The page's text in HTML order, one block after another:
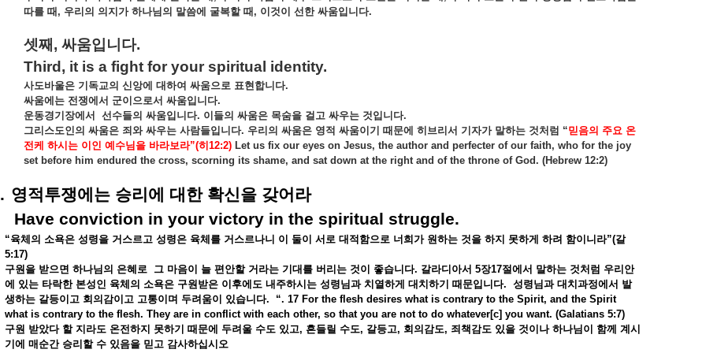
따를 때, 우리의 의지가 하나님의 말씀에 굴복할 때, 이것이 선한 싸움입니다.
셋째 , 싸움입니다.
Third, it is a fight for your spiritual identity.
사도바울은 기독교의 신앙에 대하여 싸움으로 표현합니다.
싸움에는 전쟁에서 군이으로서 싸움입니다.
운동경기장에서 선수들의 싸움입니다. 이들의 싸움은 목숨을 걸고 싸우는 것입니다.
그리스도인의 싸움은 죄와 싸우는 사람들입니다. 우리의 싸움은 영적 싸움이기 때문에 히브리서 기자가 말하는 것처럼 “믿음의 주요 온
전케 하시는 이인 예수님을 바라보라”(히12:2) Let us fix our eyes on Jesus, the author and perfecter of our faith, who for the joy
set before him endured the cross, scorning its shame, and sat down at the right and of the throne of God. (Hebrew 12:2)
영적투쟁에는 승리에 대한 확신을 갖어라
Have conviction in your victory in the spiritual struggle.
“육체의 소욕은 성령을 거스르고 성령은 육체를 거스르나니 이 둘이 서로 대적함으로 너희가 원하는 것을 하지 못하게 하려 함이니라”(갈
5:17)
구원을 받으면 하나님의 은혜로 그 마음이 늘 편안할 거라는 기대를 버리는 것이 좋습니다. 갈라디아서 5장17절에서 말하는 것처럼 우리안
에 있는 타락한 본성인 육체의 소욕은 구원받은 이후에도 내주하시는 성령님과 치열하게 대치하기 때문입니다. 성령님과 대치과정에서 발
생하는 갈등이고 회의감이고 고통이며 두려움이 있습니다.
“. 17 For the flesh desires what is contrary to the Spirit, and the Spirit
what is contrary to the flesh. They are in conflict with each other, so that you are not to do whatever[c] you want. (Galatians 5:7)
구원 받았다 할 지라도 온전하지 못하기 때문에 두려울 수도 있고, 흔들릴 수도, 갈등고, 회의감도, 죄책감도 있을 것이나 하나님이 함께 계시
기에 매순간 승리할 수 있음을 믿고 감사하십시오